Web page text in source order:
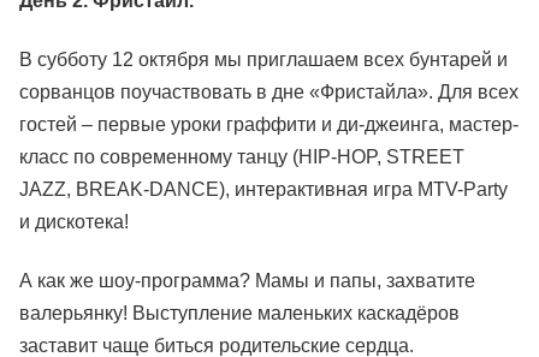
В субботу 12 октября мы приглашаем всех бунтарей и
сорванцов поучаствовать в дне «Фристайла». Для всех
гостей – первые уроки граффити и ди-джеинга, мастер-
класс по современному танцу (HIP-HOP, STREET
JAZZ, BREAK-DANCE), интерактивная игра MTV-Party
и дискотека!
А как же шоу-программа? Мамы и папы, захватите
валерьянку! Выступление маленьких каскадёров
заставит чаще биться родительские сердца.